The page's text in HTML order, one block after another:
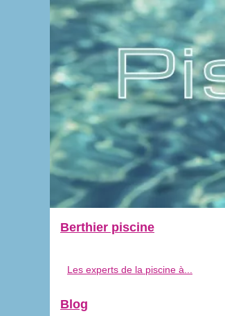
Berthier piscine
Les experts de la piscine à...
Blog